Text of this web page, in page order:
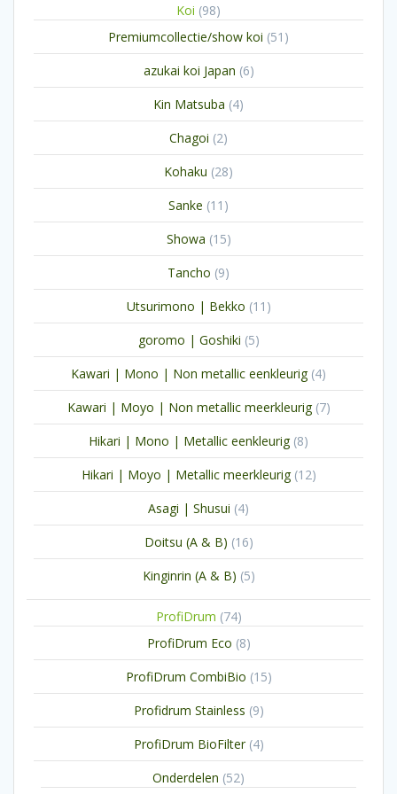
Koi 9898
producten
Premiumcollectie/show koi 51 51
producten
azukai koi Japan 66
producten
Kin Matsuba 44
producten
Chagoi 22
producten
Kohaku 2828
producten
Sanke 11 11
producten
Showa 1515
producten
Tancho 99
producten
Utsurimono | Bekko 11 11
producten
goromo | Goshiki 55
producten
Kawari | Mono | Non metallic eenkleurig 44
producten
Kawari | Moyo | Non metallic meerkleurig 77
producten
Hikari | Mono | Metallic eenkleurig 88
producten
Hikari | Moyo | Metallic meerkleurig 1212
producten
Asagi | Shusui 44
producten
Doitsu (A & B) 1616
producten
Kinginrin (A & B) 55
ProfiDrum 7474
ProfiDrum Eco 88
producten
ProfiDrum CombiBio 1515
producten
Profidrum Stainless 99
producten
ProfiDrum BioFilter 44
producten
Onderdelen 5252